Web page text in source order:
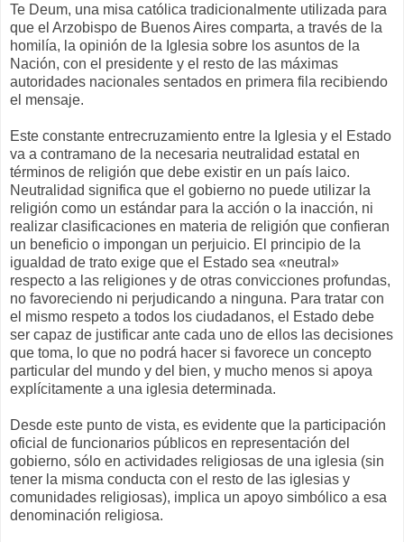
Te Deum, una misa católica tradicionalmente utilizada para
que el Arzobispo de Buenos Aires comparta, a través de la
homilía, la opinión de la Iglesia sobre los asuntos de la
Nación, con el presidente y el resto de las máximas
autoridades nacionales sentados en primera fila recibiendo
el mensaje.
Este constante entrecruzamiento entre la Iglesia y el Estado
va a contramano de la necesaria neutralidad estatal en
términos de religión que debe existir en un país laico.
Neutralidad significa que el gobierno no puede utilizar la
religión como un estándar para la acción o la inacción, ni
realizar clasificaciones en materia de religión que confieran
un beneficio o impongan un perjuicio. El principio de la
igualdad de trato exige que el Estado sea «neutral»
respecto a las religiones y de otras convicciones profundas,
no favoreciendo ni perjudicando a ninguna. Para tratar con
el mismo respeto a todos los ciudadanos, el Estado debe
ser capaz de justificar ante cada uno de ellos las decisiones
que toma, lo que no podrá hacer si favorece un concepto
particular del mundo y del bien, y mucho menos si apoya
explícitamente a una iglesia determinada.
Desde este punto de vista, es evidente que la participación
oficial de funcionarios públicos en representación del
gobierno, sólo en actividades religiosas de una iglesia (sin
tener la misma conducta con el resto de las iglesias y
comunidades religiosas), implica un apoyo simbólico a esa
denominación religiosa.